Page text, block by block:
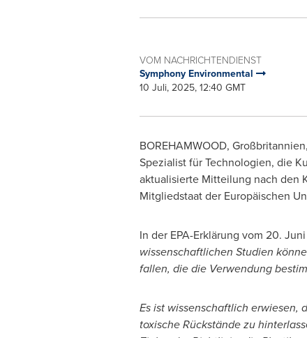
VOM NACHRICHTENDIENST
Symphony Environmental
10 Juli, 2025, 12:40 GMT
BOREHAMWOOD, Großbritannien,
Spezialist für Technologien, die
aktualisierte Mitteilung nach den
Mitgliedstaat der Europäischen
In der EPA-Erklärung vom 20.
wissenschaftlichen Studien
fallen, die die Verwendung
Es ist wissenschaftlich erwiesen,
toxische Rückstände zu